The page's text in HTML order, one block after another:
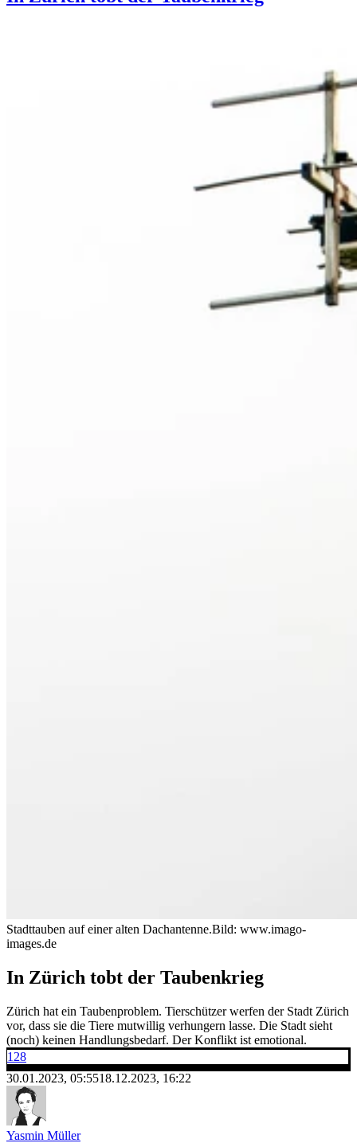
Stadttauben auf einer alten Dachantenne.Bild: www.imago-
images.de
In Zürich tobt der Taubenkrieg
Zürich hat ein Taubenproblem. Tierschützer werfen der Stadt Zürich
vor, dass sie die Tiere mutwillig verhungern lasse. Die Stadt sieht
(noch) keinen Handlungsbedarf. Der Konflikt ist emotional.
128
30.01.2023, 05:5518.12.2023, 16:22
Yasmin Müller